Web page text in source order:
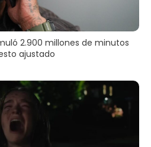
2.900 millones de minutos
ajustado